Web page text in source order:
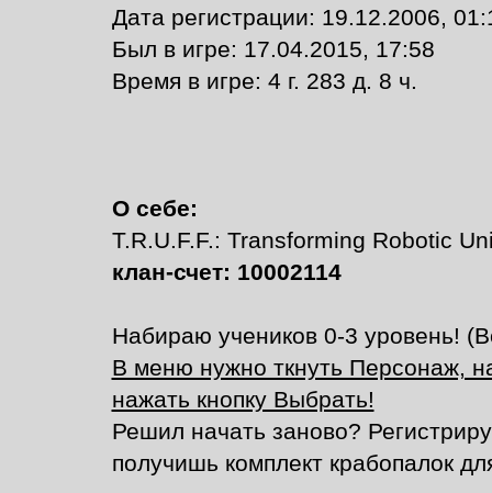
Дата регистрации: 19.12.2006,
Был в игре: 17.04.2015, 17:58
Время в игре: 4 г. 283 д. 8 ч.
О себе:
T.R.U.F.F.: Transforming Robotic
клан-счет: 10002114
Набираю учеников 0-3 уровень!
В меню нужно ткнуть Персонаж,
нажать кнопку Выбрать!
Решил начать заново?
получишь комплект крабопалок